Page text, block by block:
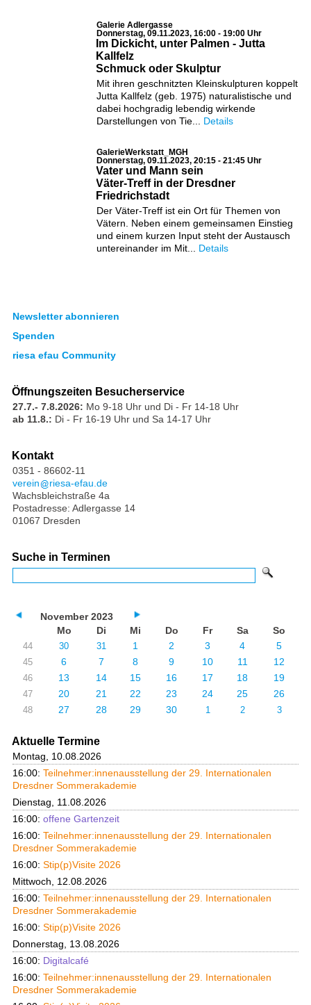
Galerie Adlergasse
Donnerstag, 09.11.2023, 16:00 - 19:00 Uhr
Im Dickicht, unter Palmen - Jutta
Kallfelz
Schmuck oder Skulptur
Mit ihren geschnitzten Kleinskulpturen koppelt
Jutta Kallfelz (geb. 1975) naturalistische und
dabei hochgradig lebendig wirkende
Darstellungen von Tie... Details
GalerieWerkstatt_MGH
Donnerstag, 09.11.2023, 20:15 - 21:45 Uhr
Vater und Mann sein
Väter-Treff in der Dresdner
Friedrichstadt
Der Väter-Treff ist ein Ort für Themen von
Vätern. Neben einem gemeinsamen Einstieg
und einem kurzen Input steht der Austausch
untereinander im Mit... Details
Newsletter abonnieren
Spenden
riesa efau Community
Öffnungszeiten Besucherservice
27.7.- 7.8.2026: Mo 9-18 Uhr und Di - Fr 14-18 Uhr
ab 11.8.: Di - Fr 16-19 Uhr und Sa 14-17 Uhr
Kontakt
0351 - 86602-11
verein
riesa-efau.de
Wachsbleichstraße 4a
Postadresse: Adlergasse 14
01067 Dresden
Suche in Terminen
November 2023
Mo
Di Mi Do Fr Sa So
44 30 31 1 2 3 4 5
45 6 7 8 9 10 11 12
46 13 14 15 16 17 18 19
47 20 21 22 23 24 25 26
48 27 28 29 30 1 2 3
Aktuelle Termine
Montag, 10.08.2026
16:00: Teilnehmer:innenausstellung der 29. Internationalen
Dresdner Sommerakademie
Dienstag, 11.08.2026
16:00: offene Gartenzeit
16:00: Teilnehmer:innenausstellung der 29. Internationalen
Dresdner Sommerakademie
16:00: Stip(p)Visite 2026
Mittwoch, 12.08.2026
16:00: Teilnehmer:innenausstellung der 29. Internationalen
Dresdner Sommerakademie
16:00: Stip(p)Visite 2026
Donnerstag, 13.08.2026
16:00: Digitalcafé
16:00: Teilnehmer:innenausstellung der 29. Internationalen
Dresdner Sommerakademie